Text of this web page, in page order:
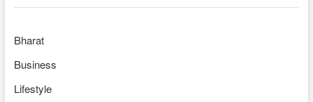
Bharat
Business
Lifestyle